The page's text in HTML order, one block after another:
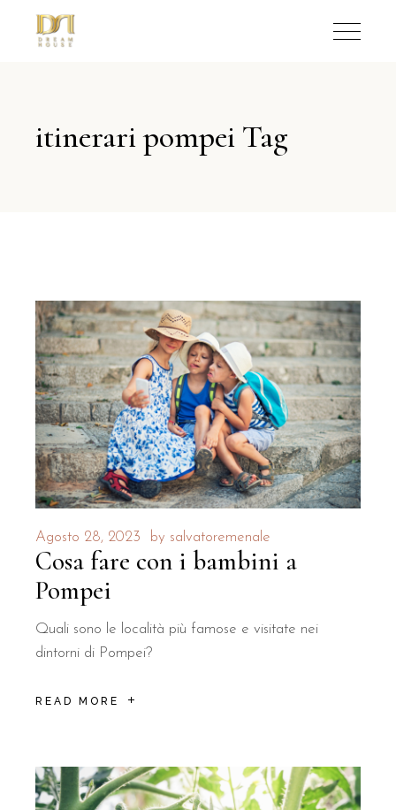
itinerari pompei Tag
Agosto 28, 2023 by salvatoremenale
Cosa fare con i bambini a
Pompei
Quali sono le località più famose e visitate nei
dintorni di Pompei?
READ MORE